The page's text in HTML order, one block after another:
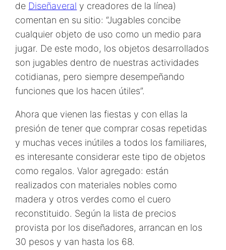
de Diseñaveral y creadores de la línea)
comentan en su sitio: “Jugables concibe
cualquier objeto de uso como un medio para
jugar. De este modo, los objetos desarrollados
son jugables dentro de nuestras actividades
cotidianas, pero siempre desempeñando
funciones que los hacen útiles”.
Ahora que vienen las fiestas y con ellas la
presión de tener que comprar cosas repetidas
y muchas veces inútiles a todos los familiares,
es interesante considerar este tipo de objetos
como regalos. Valor agregado: están
realizados con materiales nobles como
madera y otros verdes como el cuero
reconstituido. Según la lista de precios
provista por los diseñadores, arrancan en los
30 pesos y van hasta los 68.